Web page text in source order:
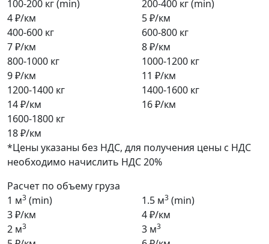
100-200 кг (min)
4 ₽/км
200-400 кг (min)
5 ₽/км
400-600 кг
7 ₽/км
600-800 кг
8 ₽/км
800-1000 кг
9 ₽/км
1000-1200 кг
11 ₽/км
1200-1400 кг
14 ₽/км
1400-1600 кг
16 ₽/км
1600-1800 кг
18 ₽/км
*Цены указаны без НДС, для получения цены с НДС
необходимо начислить НДС 20%
Расчет по объему груза
1 м3 (min)
3 ₽/км
1.5 м3 (min)
4 ₽/км
2 м3 3 м3